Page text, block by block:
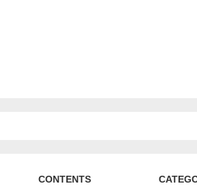
CONTENTS